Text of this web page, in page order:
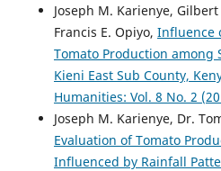
Joseph M. Karienye,
Francis E. Opiyo, Influence
Tomato Production among
Kieni East Sub County,
Humanities: Vol. 8 No. 2
Joseph M. Karienye, Dr.
Evaluation of Tomato
Influenced by Rainfall